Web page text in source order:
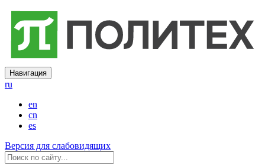
Навигация
ru
en
cn
es
Версия для слабовидящих